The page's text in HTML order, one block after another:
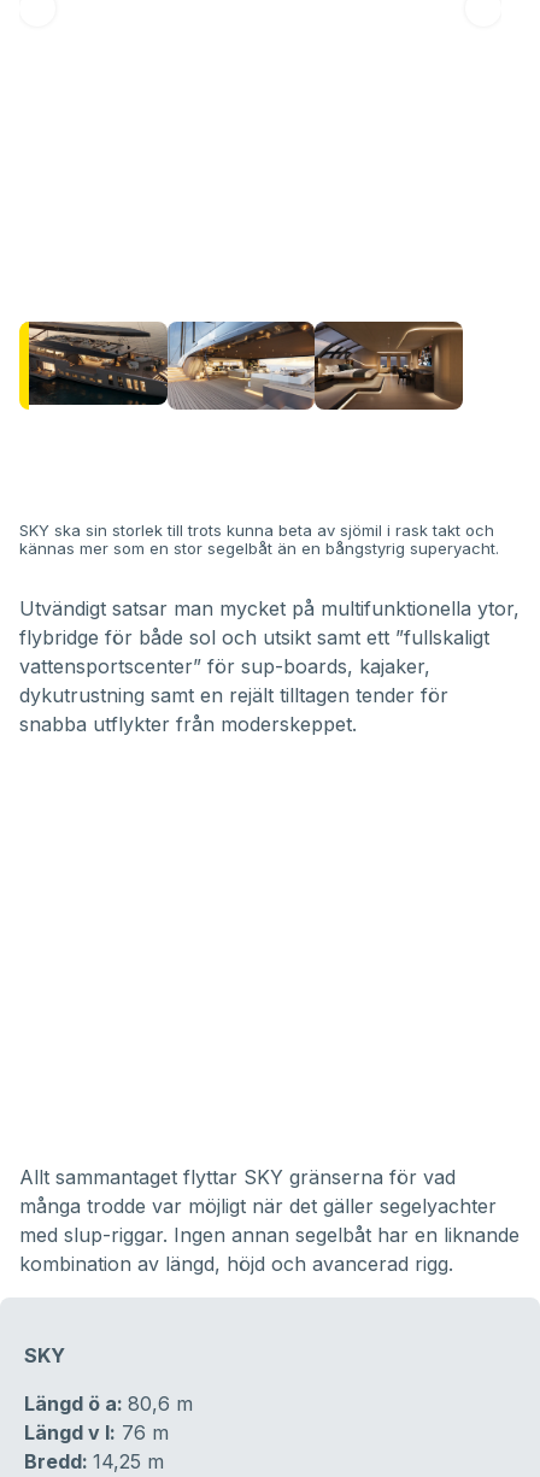
SKY ska sin storlek till trots kunna beta av sjömil i rask takt och
kännas mer som en stor segelbåt än en bångstyrig superyacht.
Utvändigt satsar man mycket på multifunktionella ytor,
flybridge för både sol och utsikt samt ett ”fullskaligt
vattensportscenter” för sup-boards, kajaker,
dykutrustning samt en rejält tilltagen tender för
snabba utflykter från moderskeppet.
Allt sammantaget flyttar SKY gränserna för vad
många trodde var möjligt när det gäller segelyachter
med slup-riggar. Ingen annan segelbåt har en liknande
kombination av längd, höjd och avancerad rigg.
SKY
Längd ö a: 80,6 m
Längd v l: 76 m
Bredd: 14,25 m